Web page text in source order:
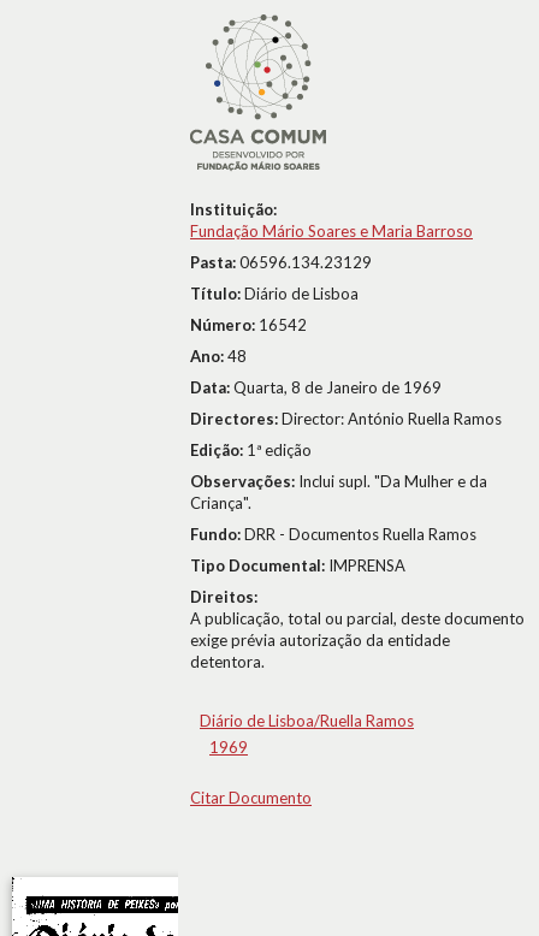
Instituição:
Fundação Mário Soares e Maria Barroso
Pasta:06596.134.23129
Título:Diário de Lisboa
Número: 16542
Ano:48
Data:Quarta, 8 de Janeiro de 1969
Directores:Director: António Ruella Ramos
Edição: 1ª edição
Observações: Inclui supl. "Da Mulher e da
Criança".
Fundo:DRR - Documentos Ruella Ramos
Tipo Documental: IMPRENSA
Direitos:
A publicação, total ou parcial, deste documento
exige prévia autorização da entidade
detentora.
Diário de Lisboa/Ruella Ramos
1969
Citar Documento